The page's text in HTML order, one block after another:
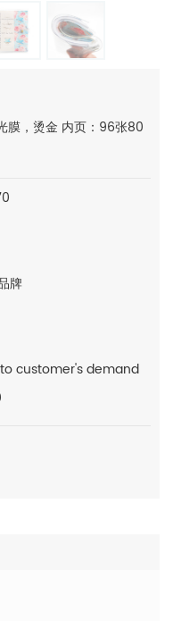
膜，烫金 内页：96张80
牌
customer's demand